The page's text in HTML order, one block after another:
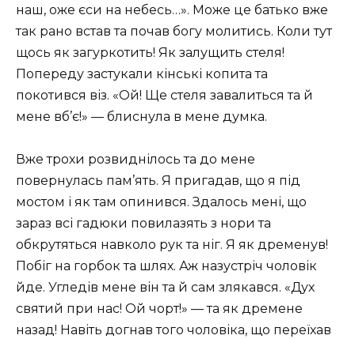
наш, оже єси на небесь…». Може це батько вже
так рано встав та почав богу молитись. Коли тут
щось як загуркотить! Як залущить стеля!
Попереду застукали кінські копита та
покотився віз. «Ой! Ще стеля завалиться та й
мене вб’є!» — блиснула в мене думка.
Вже трохи розвиднілось та до мене
повернулась пам’ять. Я пригадав, що я під
мостом і як там опинився. Здалось мені, що
зараз всі гадюки повилазять з нори та
обкрутяться навколо рук та ніг. Я як дременув!
Побіг на горбок та шлях. Аж назустріч чоловік
йде. Угледів мене він та й сам злякався. «Дух
святий при нас! Ой чорт!» — та як дремене
назад! Навіть догнав того чоловіка, що переїхав